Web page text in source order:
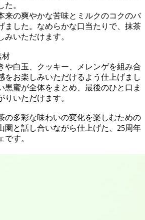
た。
来の爽やかな苦味とミルクのコクのバ
ました。なめらかな口当たりで、抹茶
いただけます。
材
や白玉、クッキー、メレンゲを組み合
をお楽しみいただけるよう仕上げまし
黒蜜が全体をまとめ、最後のひと口ま
りいただけます。
の多彩な味わいの変化を楽しむための
園と話し合いながら仕上げた、25周年
す。